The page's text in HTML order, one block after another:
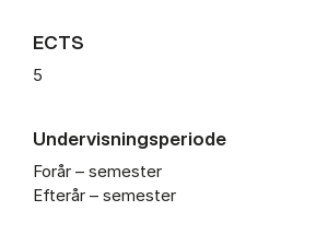
ECTS
5
Undervisningsperiode
Forår – semester
Efterår – semester